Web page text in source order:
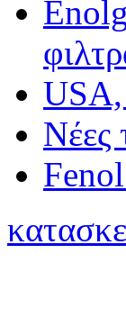
Νέες